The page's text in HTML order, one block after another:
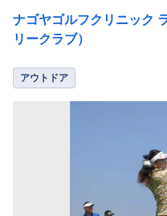
ナゴヤゴルフクリニック
リークラブ）
アウトドア